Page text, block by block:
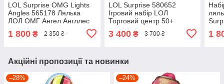
LOL Surprise OMG Lights
Angles 565178 Лялька
ЛОЛ ОМГ Ангел Англлес
1 800 ₴ 2 350 ₴
LOL Surprise 580652
Ігровий набір LОЛ
Торговий центр 50+
3 400₴ 3 700 ₴ 1
Акційні пропозиції та новинки
–28% –24%